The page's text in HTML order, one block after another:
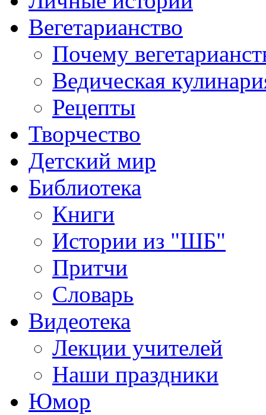
Вегетарианство
Почему
Ведическая
Рецепты
Творчество
Детский мир
Библиотека
Книги
Истории из "ШБ"
Притчи
Словарь
Видеотека
Лекции учителей
Наши праздники
Юмор